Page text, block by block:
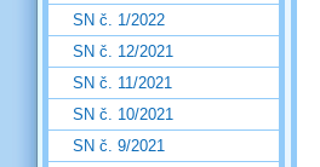
SN č. 1/2022
SN č. 12/2021
SN č. 11/2021
SN č. 10/2021
SN č. 9/2021